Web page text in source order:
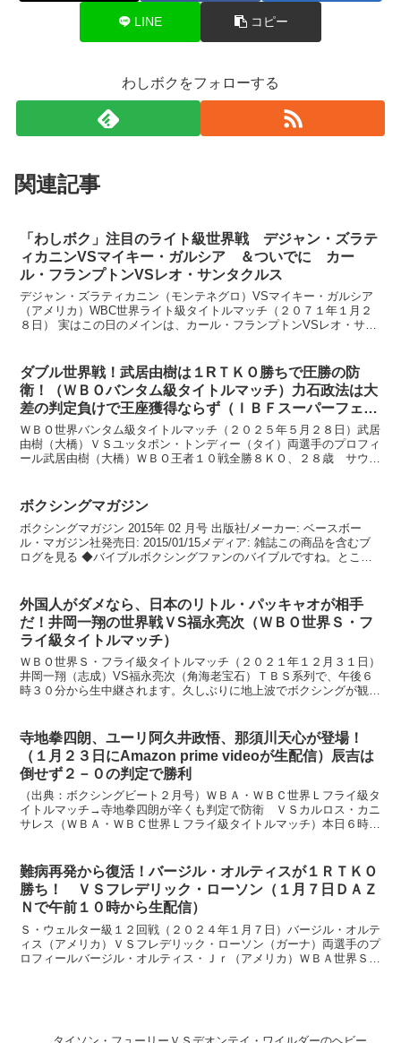
LINE コピー
わしボクをフォローする
関連記事
「わしボク」注目のライト級世界戦 デジャン・ズラテ
ィカニンVSマイキー・ガルシア ＆ついでに カー
ル・フランプトンVSレオ・サンタクルス
デジャン・ズラティカニン（モンテネグロ）VSマイキー・ガルシア
（アメリカ）WBC世界ライト級タイトルマッチ（２０７１年１月２
８日） 実はこの日のメインは、カール・フランプトンVSレオ・サン
ダブル世界戦！武居由樹は１RＴＫＯ勝ちで圧勝の防
衛！（ＷＢＯバンタム級タイトルマッチ）力石政法は大
差の判定負けで王座獲得ならず（ＩＢＦスーパーフェザ
ー級王座決定戦）
ＷＢＯ世界バンタム級タイトルマッチ（２０２５年５月２８日）武居
由樹（大橋）ＶＳユッタポン・トンディー（タイ）両選手のプロフィ
ール武居由樹（大橋）ＷＢＯ王者１０戦全勝８ＫＯ、２８歳 サウス
ボクシングマガジン
ボクシングマガジン 2015年 02 月号 出版社/メーカー: ベースボー
ル・マガジン社発売日: 2015/01/15メディア: 雑誌この商品を含むブ
ログを見る ◆バイブルボクシングファンのバイブルですね。ところ
外国人がダメなら、日本のリトル・パッキャオが相手
だ！井岡一翔の世界戦ＶS福永亮次（ＷＢＯ世界Ｓ・フ
ライ級タイトルマッチ）
ＷＢＯ世界Ｓ・フライ級タイトルマッチ（２０２１年１２月３１日）
井岡一翔（志成）VS福永亮次（角海老宝石）ＴＢＳ系列で、午後６
時３０分から生中継されます。久しぶりに地上波でボクシングが観ら
寺地拳四朗、ユーリ阿久井政悟、那須川天心が登場！
（１月２３日にAmazon prime videoが生配信）辰吉は
倒せず２－０の判定で勝利
（出典：ボクシングビート２月号）ＷＢＡ・ＷＢＣ世界Ｌフライ級タ
イトルマッチ→寺地拳四朗が辛くも判定で防衛 ＶＳカルロス・カニ
サレス（ＷＢＡ・ＷＢＣ世界Ｌフライ級タイトルマッチ）本日６時か
難病再発から復活！バージル・オルティスが１ＲＴＫＯ
勝ち！ ＶＳフレデリック・ローソン（１月７日ＤＡＺ
Ｎで午前１０時から生配信）
Ｓ・ウェルター級１２回戦（２０２４年１月７日）バージル・オルテ
ィス（アメリカ）ＶＳフレデリック・ローソン（ガーナ）両選手のプ
ロフィールバージル・オルティス・Ｊｒ（アメリカ）ＷＢＡ世界Ｓ・